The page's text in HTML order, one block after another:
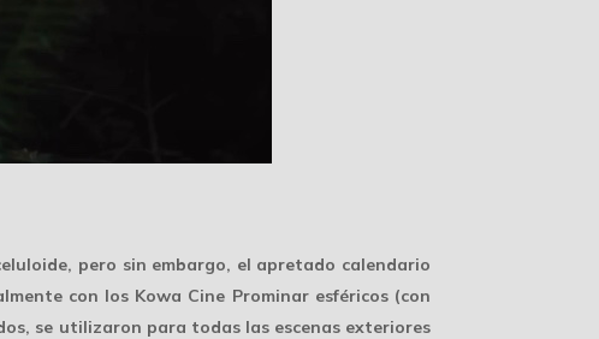
pero sin embargo, el apretado calendario
con los Kowa Cine Prominar esféricos (con
se utilizaron para todas las escenas exteriores